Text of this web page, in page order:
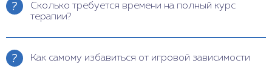
специалисты:
Сколько требуется времени на полный курс
терапии?
Продолжительность курса лечения игромании
степени развития болезни, имеющихся симптомов.
Как самому избавиться от игровой зависимости